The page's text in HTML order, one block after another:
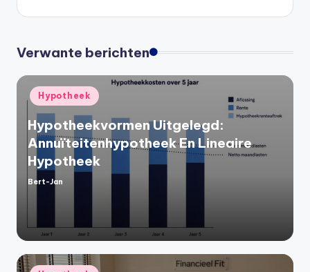
Verwante berichten
Geplaatst
in
Hypotheek
Hypotheekvormen Uitgelegd:
Annuïteitenhypotheek En Lineaire
Hypotheek
Geplaatst
Bert-Jan